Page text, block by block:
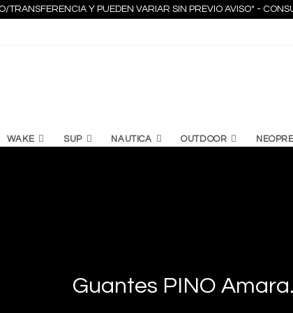
TRANSFERENCIA Y PUEDEN VARIAR SIN PREVIO AVISO* -
WAKE SUP NAUTICA OUTDOOR
Guantes PINO Amara.